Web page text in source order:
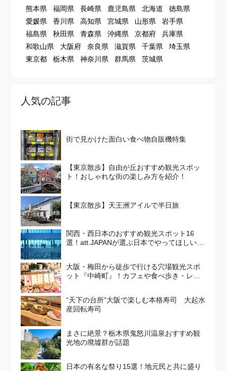
熊本県 福岡県 長崎県 鹿児島県 北海道
徳島県
愛媛県
香川県 高知県 宮城県 山形県
岩手県
福島県
秋田県 青森県 沖縄県 京都府
兵庫県
和歌山県
大阪府 奈良県 滋賀県 千葉県
埼玉県
東京都
栃木県 神奈川県 群馬県 茨城県
人気の記事
街で見かけた面白い食べ物自販機特集
【東京散歩】自由が丘おすすめ観光スポッ
ト！おしゃれな街の楽しみ方を紹介！
【東京散歩】天王洲アイルで半日旅
関西・西日本のおすすめ観光スポット16
選！att.JAPANが選ぶ日本でやってほしいこ
大阪・梅田から徒歩で行ける穴場観光スポ
ット『中崎町』！カフェや食べ歩き・レト
“天下の台所”大阪で楽しむ本格寿司 大起水
産回転寿司
まさに絶景？栃木県鬼怒川温泉おすすめ観
光地の廃墟群が話題
日本の有名な祭り15選！地元民と共に盛り